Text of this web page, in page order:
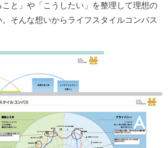
と」や「こうしたい」を整理して理想の
そんな想いからライフスタイルコンパス